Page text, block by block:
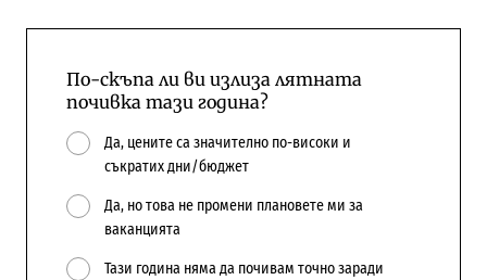
По-скъпа ли ви излиза лятната
почивка тази година?
Да, цените са значително по-високи и
съкратих дни/бюджет
Да, но това не промени плановете ми за
ваканцията
Тази година няма да почивам точно заради